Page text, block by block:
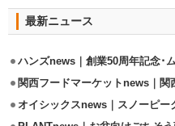
最新ニュース